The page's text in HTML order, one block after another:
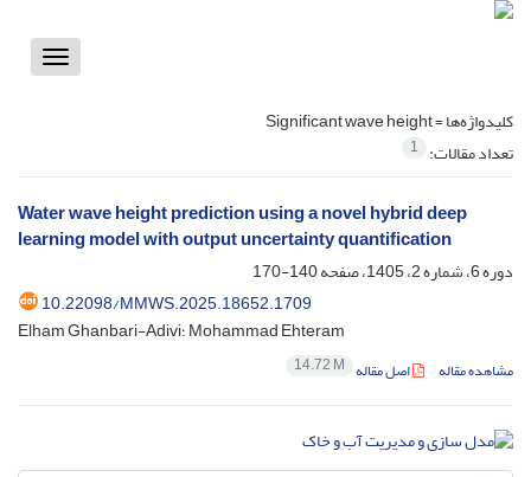
Toggle
کلیدواژه‌ها =Significant wave height
تعداد مقالات: 1
Water wave height prediction using a novel hybrid deep
learning model with output uncertainty quantification
دوره 6، شماره 2، 1405، صفحه
140-170
10.22098/MMWS.2025.18652.1709
Elham Ghanbari-Adivi؛ Mohammad Ehteram
مشاهده مقاله اصل مقاله 14.72 M